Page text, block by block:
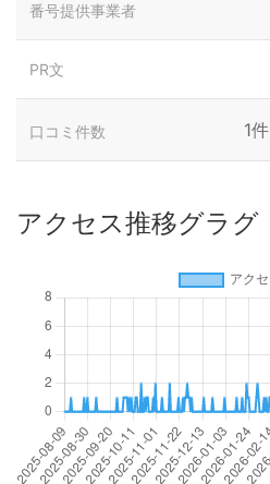
番号提供事業者
PR文
口コミ件数 1件
アクセス推移グラグ